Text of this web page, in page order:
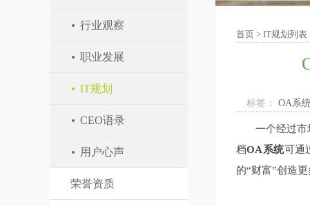
行业观察
职业发展
IT规划
CEO语录
用户心声
荣誉资质
首页 > IT规划列表
标签： OA系
一个经过市场
档OA系统可通
的“财富”创造更